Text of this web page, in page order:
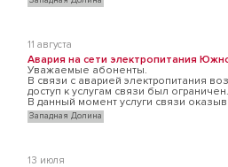
11 августа
Авария на сети электропитания
Уважаемые абоненты.
В связи с аварией электропитания
доступ к услугам связи был ограничен.
В данный момент услуги связи
Западная Долина
13 июля